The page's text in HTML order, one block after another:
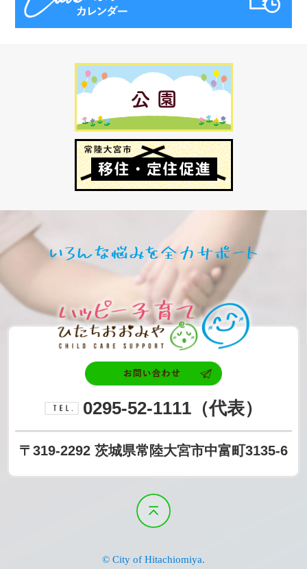
2026年7月10日
子育て広場講座「ポンポンペタペタえのぐあ
2026年6月24日
県が保育のお仕事をサポートします
2026年6月17日
2026年6月10日
夏休み期間の放課後児童クラブ（学童）の利
用申込受付
2026年4月23日
異なるワクチン間の接種間隔の変更
2026年3月10日
遺児弔慰金が廃止となります
2026年1月26日
令和8年度常陸大宮市放課後児童クラブ（学
童）の利用申込を受け付けます
放課後児童クラブのおやつ代が増額になりま
電話番号
0295-52-1111 （代表）
〒319-2292 茨城県常陸大宮市中富町3135-6
© City of Hitachiomiya.